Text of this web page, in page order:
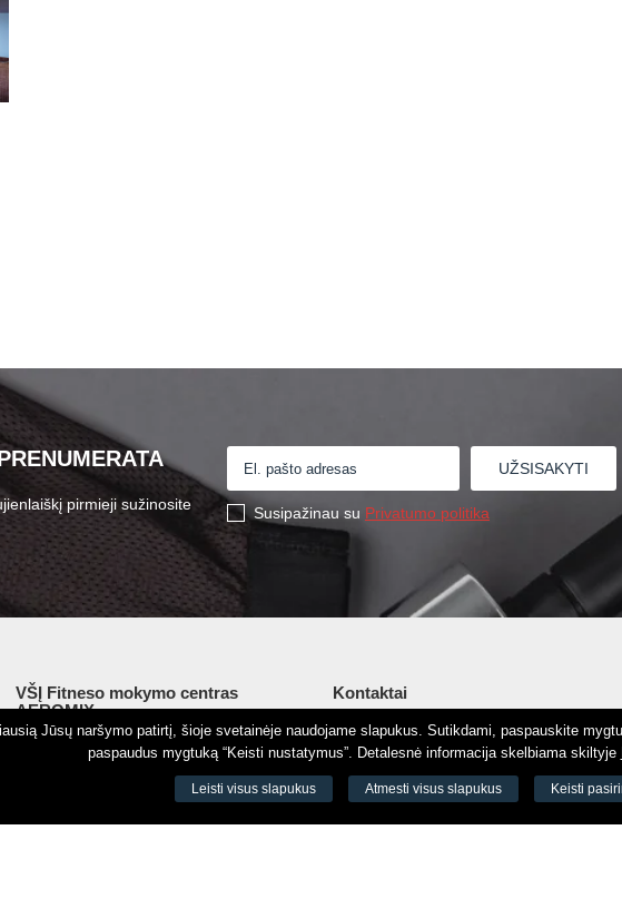
pirmieji sužinosite
Susipažinau su Privatumo politika
VŠĮ Fitneso mokymo centras
AEROMIX
Įm. k. 300034190
LT98 7300 0100 8525 8188
Swedbankas, banko kodas 73000
Kontaktai
Šv. Stepono g. 27C, Vilnius, Lietuva
+37060779864
Jūsų naršymo patirtį, šioje svetainėje naudojame slapukus. Sutikdami, paspauskite
paspaudus mygtuką “Keisti nustatymus”. Detalesnė informacija skelbiama skiltyje
Leisti visus slapukus Atmesti visus slapukus Keisti